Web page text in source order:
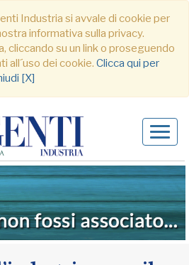
Industria si avvale di cookie per
informativa sulla privacy.
cliccando su un link o proseguendo
all´uso dei cookie. Clicca qui per
[X]